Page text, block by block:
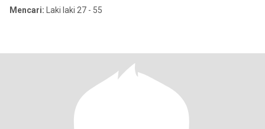
Mencari: Laki laki 27 - 55